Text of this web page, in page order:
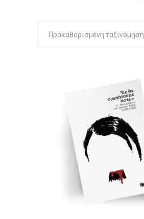
Προκαθορισμένη ταξινόμηση